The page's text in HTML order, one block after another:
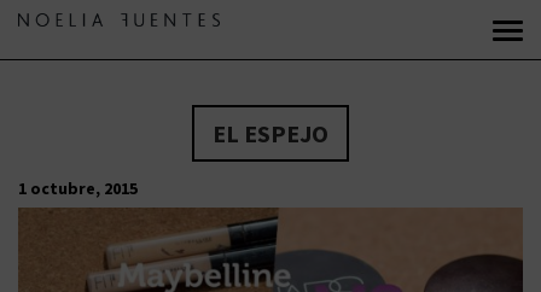
EL ESPEJO
1 octubre, 2015